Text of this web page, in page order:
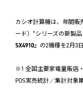
カシオ計算機は、年間販
ード）”シリーズの新製
SX4910』の2機種を2月3
※1 全国主要家電量販店
POS実売統計／集計対象